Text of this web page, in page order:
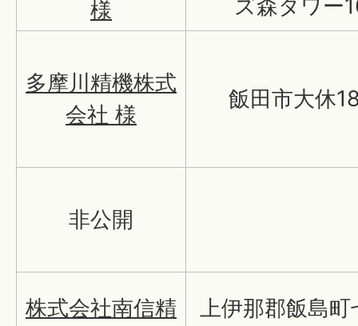
様
ズ森タワー
多摩川精機株式
会社 様
飯田市大休
非公開
株式会社南信精
上伊那郡飯島町